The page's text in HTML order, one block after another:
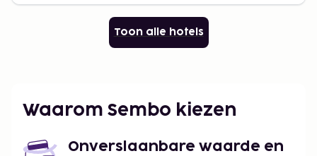
Toon alle hotels
Waarom Sembo kiezen
Onverslaanbare waarde en